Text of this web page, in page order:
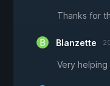
Thanks for
Blanzette
Very